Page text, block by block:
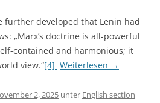
further developed that Lenin had
„Marx’s doctrine is all-powerful
contained and harmonious; it
view.“[4] Weiterlesen →
2, 2025 unter English section